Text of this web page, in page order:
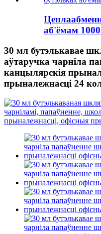
аб'ёмам
30 мл бутэлькавае
аўтаручка чарніла
канцылярскія
прыналежнасці 24